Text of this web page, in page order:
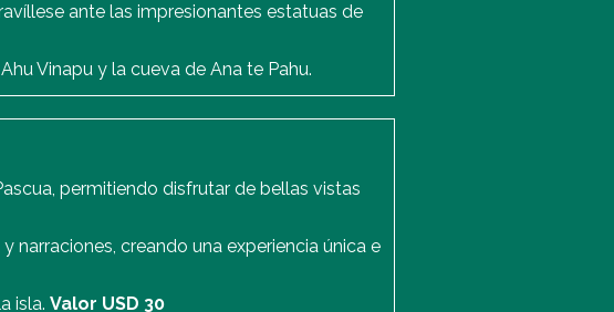
ante las impresionantes estatuas de
Vinapu y la cueva de Ana te Pahu.
permitiendo disfrutar de bellas vistas
creando una experiencia única e
isla. Valor USD 30